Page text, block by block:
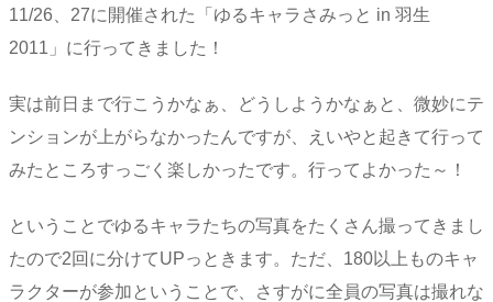
11/26、27に開催された「ゆるキャラさみっと in 羽生
2011」に行ってきました！
実は前日まで行こうかなぁ、どうしようかなぁと、微妙にテ
ンションが上がらなかったんですが、えいやと起きて行って
みたところすっごく楽しかったです。行ってよかった～！
ということでゆるキャラたちの写真をたくさん撮ってきまし
たので2回に分けてUPっときます。ただ、180以上ものキャ
ラクターが参加ということで、さすがに全員の写真は撮れな